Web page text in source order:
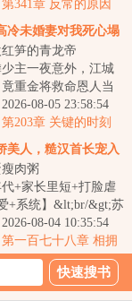
第341章 反常的原因
冷未婚妻对我死心塌
地
笋的青龙帝
主一夜意外，江城
重金将救命恩人当
发。&lt;br/&gt;林平
08-05 23:58:54
第203章 关键的时刻
美人，糙汉首长宠入
怀
肉粥
+家长里短+打脸虐
+系统】&lt;br/&gt;苏
，成了年代文里注
08-04 10:35:54
第一百七十八章 相拥